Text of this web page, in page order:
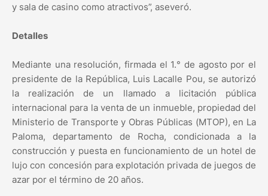
y sala de casino como atractivos”, aseveró.
Detalles
Mediante una resolución, firmada el 1.° de agosto por el
presidente de la República, Luis Lacalle Pou, se autorizó
la realización de un llamado a licitación pública
internacional para la venta de un inmueble, propiedad del
Ministerio de Transporte y Obras Públicas (MTOP), en La
Paloma, departamento de Rocha, condicionada a la
construcción y puesta en funcionamiento de un hotel de
lujo con concesión para explotación privada de juegos de
azar por el término de 20 años.